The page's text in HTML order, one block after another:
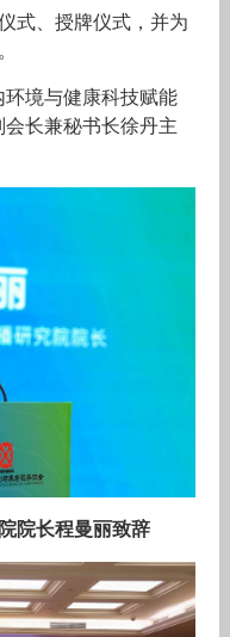
式、授牌仪式，并为
境与健康科技赋能
长兼秘书长徐丹主
院长程曼丽致辞